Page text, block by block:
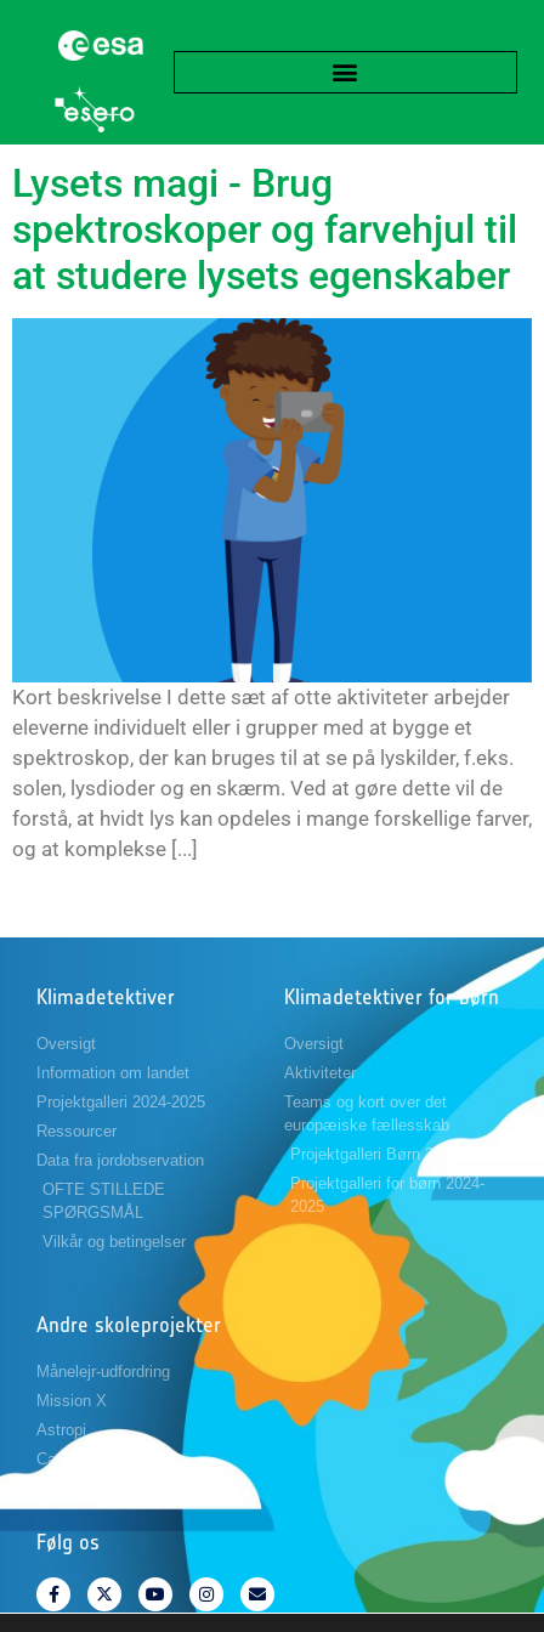
Tag:Farver
Lysets magi - Brug
spektroskoper og farvehjul til
at studere lysets egenskaber
Kort beskrivelse I dette sæt af otte aktiviteter arbejder
eleverne individuelt eller i grupper med at bygge et
spektroskop, der kan bruges til at se på lyskilder, f.eks.
solen, lysdioder og en skærm. Ved at gøre dette vil de
forstå, at hvidt lys kan opdeles i mange forskellige farver,
og at komplekse [...]
Klimadetektiver
Oversigt
Information om landet
Projektgalleri 2024-2025
Ressourcer
Data fra jordobservation
OFTE STILLEDE
SPØRGSMÅL
Vilkår og betingelser
Klimadetektiver for børn
Oversigt
Aktiviteter
Teams og kort over det
europæiske fællesskab
Projektgalleri Børn 2023-2024
Projektgalleri for børn 2024-
2025
Andre skoleprojekter
Månelejr-udfordring
Mission X
Astropi
Cansat
Følg os